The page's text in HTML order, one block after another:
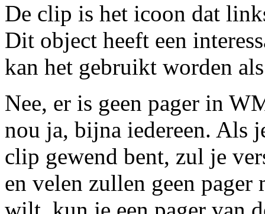
De clip is het icoon dat
Dit object heeft een
kan het gebruikt worden
Nee, er is geen pager in
nou ja, bijna iedereen. Als
clip gewend bent, zul je
en velen zullen geen